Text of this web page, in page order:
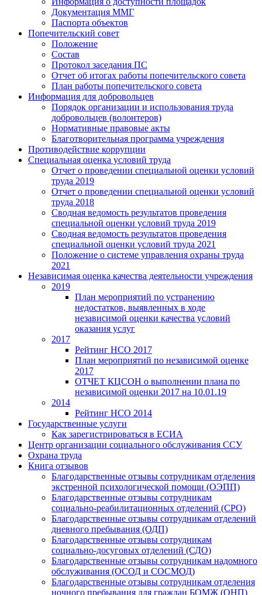
Документация ММГ
Паспорта объектов
Попечительский совет
Положение
Состав
Протокол заседания ПС
Отчет об итогах работы попечительского совета
План работы попечительского совета
Информация для добровольцев
Порядок организации и использования труда
добровольцев (волонтеров)
Нормативные правовые акты
Благотворительная программа учреждения
Противодействие коррупции
Специальная оценка условий труда
Отчет о проведении специальной оценки условий
труда 2019
Отчет о проведении специальной оценки условий
труда 2018
Сводная ведомость результатов проведения
специальной оценки условий труда 2019
Сводная ведомость результатов проведения
специальной оценки условий труда 2021
Положение о системе управления охраны труда
2021
Независимая оценка качества деятельности учреждения
2019
План мероприятий по устранению
недостатков, выявленных в ходе
независимой оценки качества условий
оказания услуг
2017
Рейтинг НСО 2017
План мероприятий по независимой оценке
2017
ОТЧЕТ КЦСОН о выполнении плана по
независимой оценки 2017 на 10.01.19
2014
Рейтинг НСО 2014
Государственные услуги
Как зарегистрироваться в ЕСИА
Центр организации социального обслуживания ССУ
Охрана труда
Книга отзывов
Благодарственные отзывы сотрудникам отделения
экстренной психологической помощи (ОЭПП)
Благодарственные отзывы сотрудникам
социально-реабилитационных отделений (СРО)
Благодарственные отзывы сотрудникам отделений
дневного пребывания (ОДП)
Благодарственные отзывы сотрудникам
социально-досуговых отделений (СДО)
Благодарственные отзывы сотрудникам надомного
обслуживания (ОСОД и СОСМОД)
Благодарственные отзывы сотрудникам отделения
ночного пребывания для граждан БОМЖ (ОНП)